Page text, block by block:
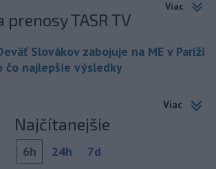
Viac
prenosy TASR TV
Slovákov zabojuje na ME v Paríži
čo najlepšie výsledky
Viac
Najčítanejšie
6h 24h 7d